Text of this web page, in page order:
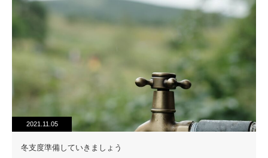
2021.11.05
冬支度準備していきましょう